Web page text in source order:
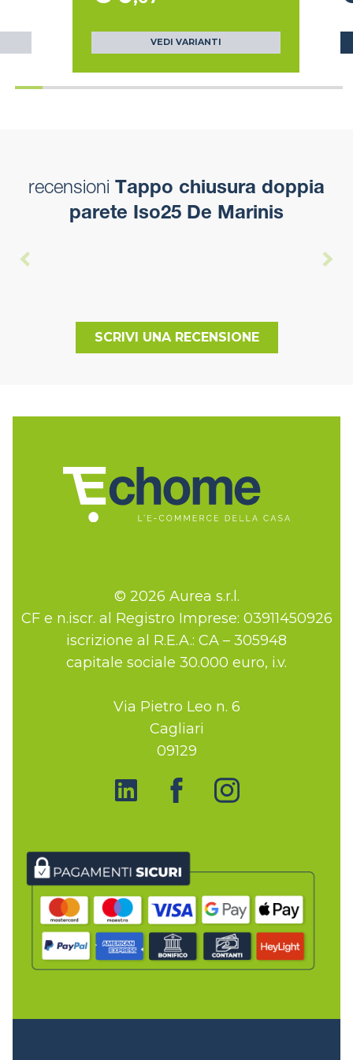
VEDI VARIANTI
recensioni Tappo chiusura doppia
parete Iso25 De Marinis
SCRIVI UNA RECENSIONE
© 2026 Aurea s.r.l.
CF e n.iscr. al Registro Imprese: 03911450926
iscrizione al R.E.A.: CA – 305948
capitale sociale 30.000 euro, i.v.
Via Pietro Leo n. 6
Cagliari
09129